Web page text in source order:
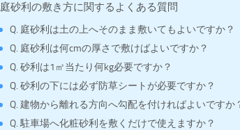
庭砂利の敷き方に関するよくある質問
Q. 庭砂利は土の上へそのまま敷いてもよいですか？
Q. 庭砂利は何cmの厚さで敷けばよいですか？
Q. 砂利は1㎡当たり何kg必要ですか？
Q. 砂利の下には必ず防草シートが必要ですか？
Q. 建物から離れる方向へ勾配を付ければよいですか
Q. 駐車場へ化粧砂利を敷くだけで使えますか？